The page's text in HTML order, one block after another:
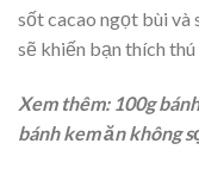
sốt cacao ngọt bùi và
sẽ khiến bạn thích
Xem thêm: 100g
bánh kem ăn không